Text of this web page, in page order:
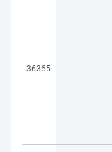
36365